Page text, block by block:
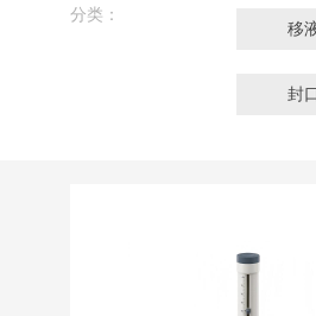
分类：
移
封